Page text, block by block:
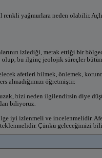
yağmurlara neden olabilir.
izlediği, merak ettiği bir
olup, bu ilginç jeolojik süreçler
afetleri bilmek, önlemek,
almadığımızı öğretmiştir.
bizi neden ilgilendirsin diye
biliyoruz.
iyi izlenmeli ve incelenmelidir.
Çünkü geleceğimizi